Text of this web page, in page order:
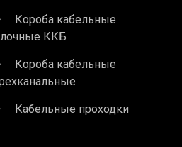
Короба кабельные
ККБ
Короба кабельные
Кабельные проходки